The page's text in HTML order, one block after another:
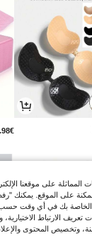
المماثلة على موقعنا
على الموقع. يمكنك
الخاصة بك في أي وقت
الارتباط الاختيارية،
وتخصيص المحتوى